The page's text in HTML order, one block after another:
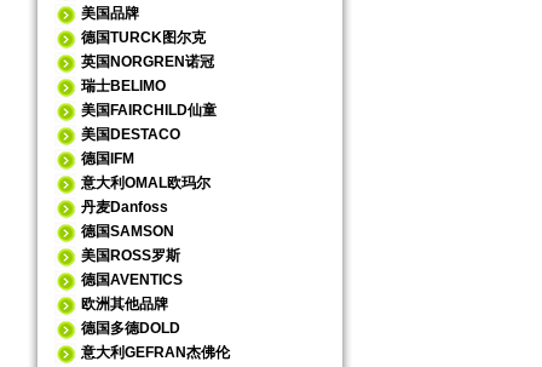
美国品牌
德国TURCK图尔克
英国NORGREN诺冠
瑞士BELIMO
美国FAIRCHILD仙童
美国DESTACO
德国IFM
意大利OMAL欧玛尔
丹麦Danfoss
德国SAMSON
美国ROSS罗斯
德国AVENTICS
欧洲其他品牌
德国多德DOLD
意大利GEFRAN杰佛伦